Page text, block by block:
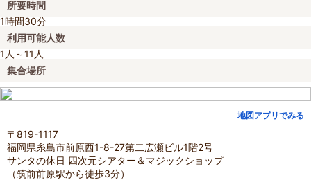
所要時間
1時間30分
利用可能人数
1人～11人
集合場所
地図アプリでみる
〒819-1117
福岡県糸島市前原西1-8-27第二広瀬ビル1階2号
サンタの休日 四次元シアター＆マジックショップ
（筑前前原駅から徒歩3分）